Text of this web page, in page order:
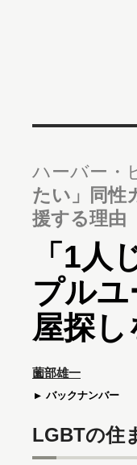
ハーバー・
たい」同性
援する理由
「1
プル
屋探
薗部雄一
バックナンバー
LGBTの住